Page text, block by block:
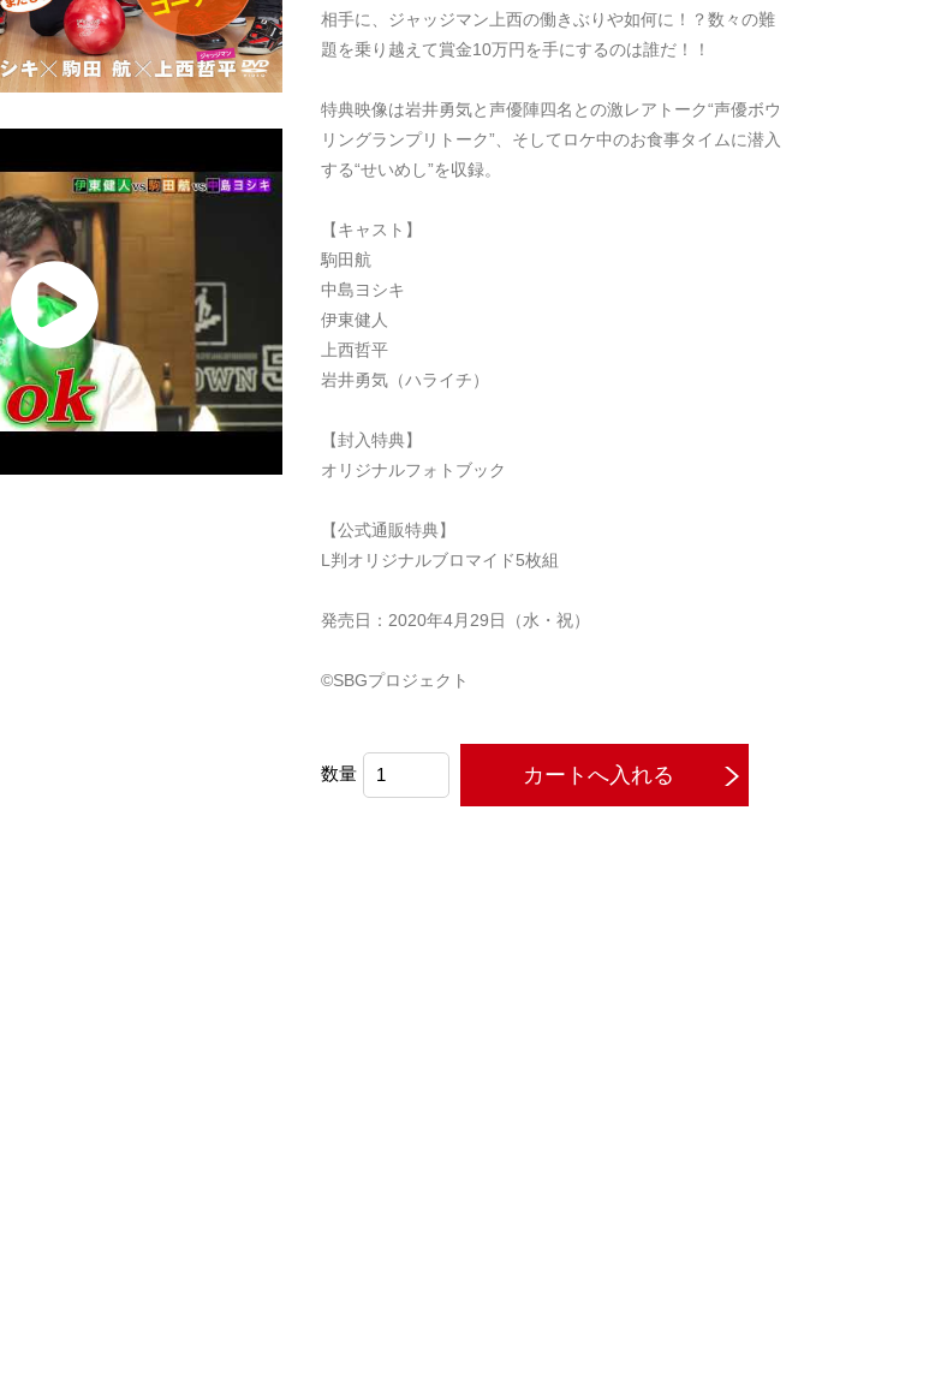
相手に、ジャッジマン上西の働きぶりや如何に！？数々の難
題を乗り越えて賞金10万円を手にするのは誰だ！！
特典映像は岩井勇気と声優陣四名との激レアトーク“声優ボウ
リングランプリトーク”、そしてロケ中のお食事タイムに潜入
する“せいめし”を収録。
【キャスト】
駒田航
中島ヨシキ
伊東健人
上西哲平
岩井勇気（ハライチ）
【封入特典】
オリジナルフォトブック
【公式通販特典】
L判オリジナルブロマイド5枚組
発売日：2020年4月29日（水・祝）
©SBGプロジェクト
数量